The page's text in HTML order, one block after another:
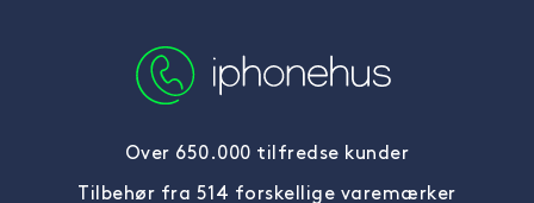
Over 650.000 tilfredse kunder
Tilbehør fra 514 forskellige varemærker